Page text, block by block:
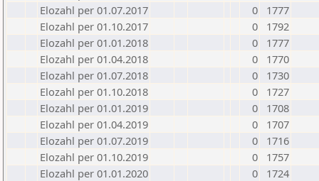
Elozahl per 01.07.2017
0
1777
Elozahl per 01.10.2017
0
1792
Elozahl per 01.01.2018
0
1777
Elozahl per 01.04.2018
0
1770
Elozahl per 01.07.2018
0
1730
Elozahl per 01.10.2018
0
1727
Elozahl per 01.01.2019
0
1708
Elozahl per 01.04.2019
0
1707
Elozahl per 01.07.2019
0
1716
Elozahl per 01.10.2019
0
1757
Elozahl per 01.01.2020
0
1724